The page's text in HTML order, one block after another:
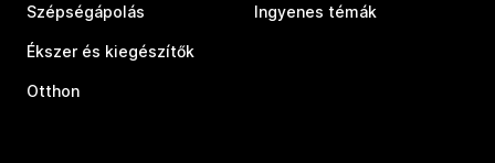
Szépségápolás
Ékszer és kiegészítők
Otthon
Ingyenes témák